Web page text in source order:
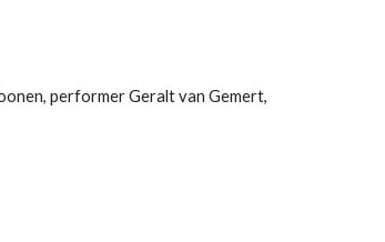
performer Geralt van Gemert,